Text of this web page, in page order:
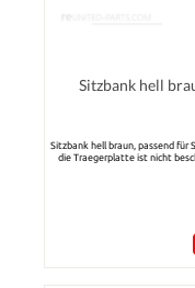
Sitzbank hell
Sitzbank hell braun, passend für
die Traegerplatte ist nicht